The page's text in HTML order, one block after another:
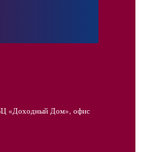
«Доходный Дом», офис